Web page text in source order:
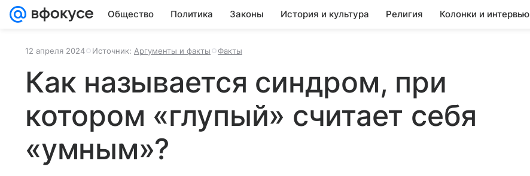
Общество Политика Законы История и культура Религия Колонки и интервью
12 апреля 2024 Источник: Аргументы и факты Факты
Как называется синдром, при
котором «глупый» считает себя
«умным»?